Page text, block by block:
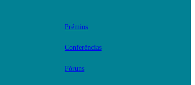
Prémios
Conferências
Fóruns